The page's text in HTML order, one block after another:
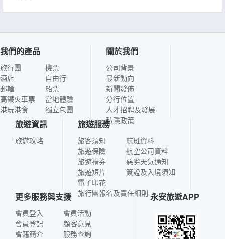
我們的產品
旅行團
酒店
郵輪
高鐵火車票
港玩港食
機票
自由行
船票
當地體驗
獨立包團
關於我們
公司背景
最新動向
新聞發佈
分行位置
人才招聘及發展
私隱政策
旅遊資訊
旅遊攻略
旅遊服務
旅客須知
旅遊保險
旅遊禮券
旅遊短片
電子印花
航班資料
航空公司資料
惡劣天氣通知
簽證及入境須知
旅行團報名及責任細則
更多服務與支援
會員登入
會員登記
會籍簡介
會員活動
顧客意見
服務查詢
永安旅遊APP